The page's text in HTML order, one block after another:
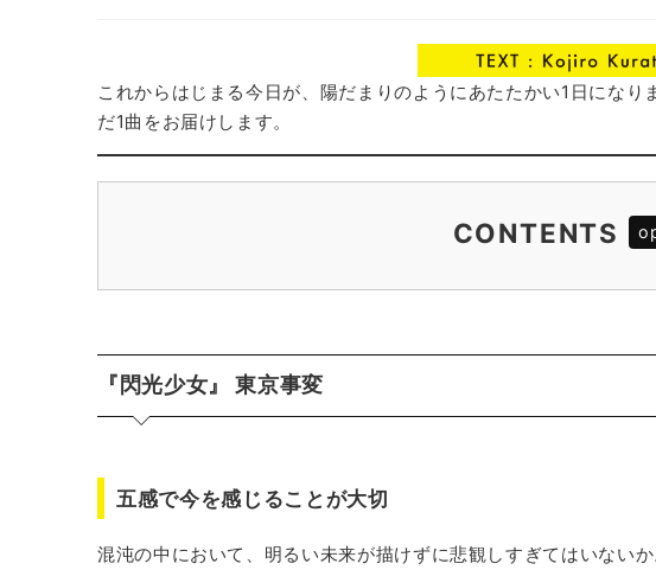
これからはじまる今日が、陽だまりのようにあたたかい1日にな
だ1曲をお届けします。
CONTENTS
『閃光少女』 東京事変
五感で今を感じることが大切
混沌の中において、明るい未来が描けずに悲観しすぎてはいない